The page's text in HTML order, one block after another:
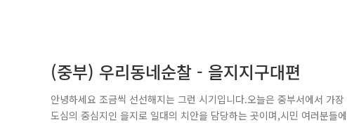
(중부) 우리동네순찰 - 을지지구대편
안녕하세요 조금씩 선선해지는 그런 시기입니다.오늘은 중부서에서
도심의 중심지인 을지로 일대의 치안을 담당하는 곳이며,시민 여러